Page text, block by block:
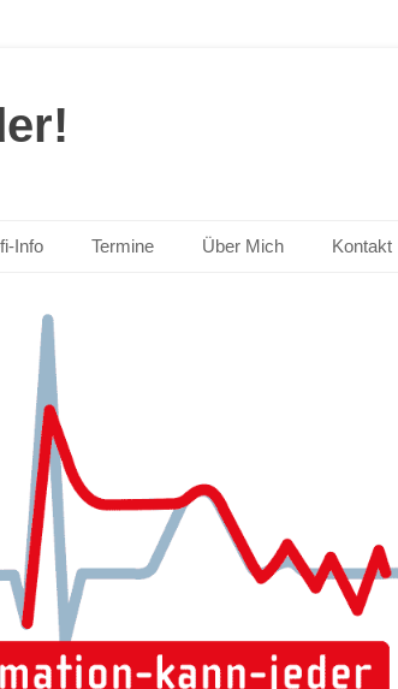
Info Termine Über Mich Kontakt